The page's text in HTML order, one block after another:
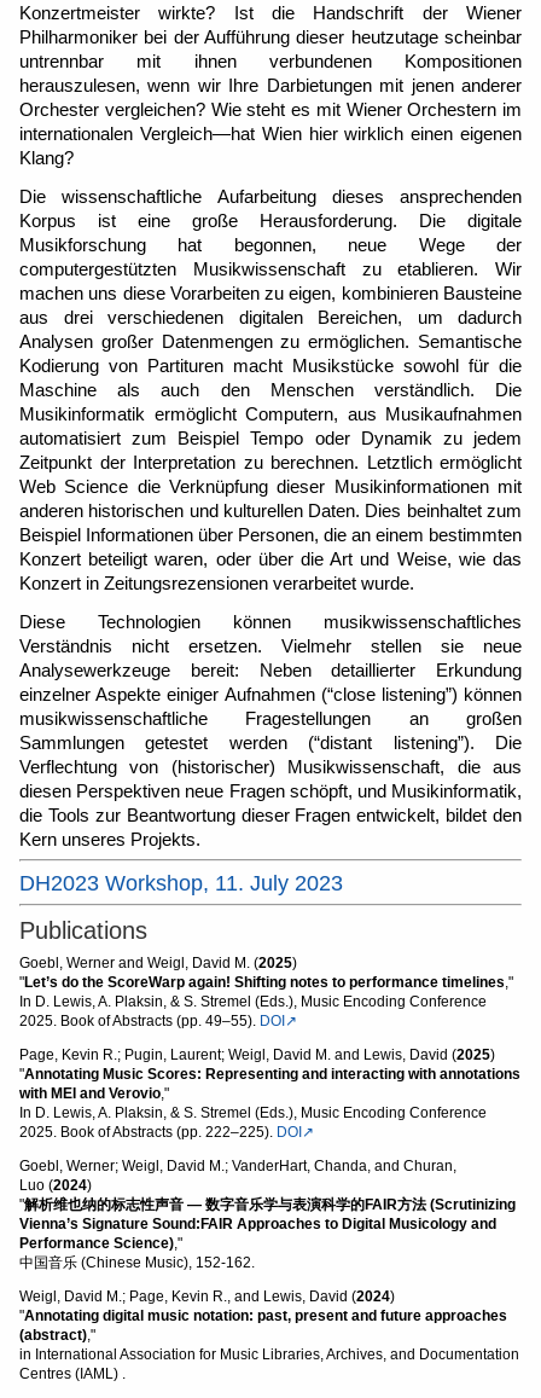
Konzertmeister wirkte? Ist die Handschrift der Wiener
Philharmoniker bei der Aufführung dieser heutzutage scheinbar
untrennbar mit ihnen verbundenen Kompositionen
herauszulesen, wenn wir Ihre Darbietungen mit jenen anderer
Orchester vergleichen? Wie steht es mit Wiener Orchestern im
internationalen Vergleich—hat Wien hier wirklich einen eigenen
Klang?
Die wissenschaftliche Aufarbeitung dieses ansprechenden
Korpus ist eine große Herausforderung. Die digitale
Musikforschung hat begonnen, neue Wege der
computergestützten Musikwissenschaft zu etablieren. Wir
machen uns diese Vorarbeiten zu eigen, kombinieren Bausteine
aus drei verschiedenen digitalen Bereichen, um dadurch
Analysen großer Datenmengen zu ermöglichen. Semantische
Kodierung von Partituren macht Musikstücke sowohl für die
Maschine als auch den Menschen verständlich. Die
Musikinformatik ermöglicht Computern, aus Musikaufnahmen
automatisiert zum Beispiel Tempo oder Dynamik zu jedem
Zeitpunkt der Interpretation zu berechnen. Letztlich ermöglicht
Web Science die Verknüpfung dieser Musikinformationen mit
anderen historischen und kulturellen Daten. Dies beinhaltet zum
Beispiel Informationen über Personen, die an einem bestimmten
Konzert beteiligt waren, oder über die Art und Weise, wie das
Konzert in Zeitungsrezensionen verarbeitet wurde.
Diese Technologien können musikwissenschaftliches
Verständnis nicht ersetzen. Vielmehr stellen sie neue
Analysewerkzeuge bereit: Neben detaillierter Erkundung
einzelner Aspekte einiger Aufnahmen (“close listening”) können
musikwissenschaftliche Fragestellungen an großen
Sammlungen getestet werden (“distant listening”). Die
Verflechtung von (historischer) Musikwissenschaft, die aus
diesen Perspektiven neue Fragen schöpft, und Musikinformatik,
die Tools zur Beantwortung dieser Fragen entwickelt, bildet den
Kern unseres Projekts.
DH2023 Workshop, 11. July 2023
Publications
Goebl, Werner and Weigl, David M. (2025)
"Let’s do the ScoreWarp again! Shifting notes to performance timelines,"
In D. Lewis, A. Plaksin, & S. Stremel (Eds.), Music Encoding Conference
2025. Book of Abstracts (pp. 49–55). DOI↗
Page, Kevin R.; Pugin, Laurent; Weigl, David M. and Lewis, David (2025)
"Annotating Music Scores: Representing and interacting with annotations
with MEI and Verovio,"
In D. Lewis, A. Plaksin, & S. Stremel (Eds.), Music Encoding Conference
2025. Book of Abstracts (pp. 222–225). DOI↗
Goebl, Werner; Weigl, David M.; VanderHart, Chanda, and Churan,
Luo (2024)
"解析维也纳的标志性声音 — 数字音乐学与表演科学的FAIR方法 (Scrutinizing
Vienna’s Signature Sound:FAIR Approaches to Digital Musicology and
Performance Science),"
中国音乐 (Chinese Music), 152-162.
Weigl, David M.; Page, Kevin R., and Lewis, David (2024)
"Annotating digital music notation: past, present and future approaches
(abstract),"
in International Association for Music Libraries, Archives, and Documentation
Centres (IAML) .